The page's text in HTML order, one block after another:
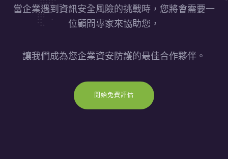
當企業遇到資訊安全風險的挑戰時，您將會需要一
位顧問專家來協助您，
讓我們成為您企業資安防護的最佳合作夥伴。
開始免費評估